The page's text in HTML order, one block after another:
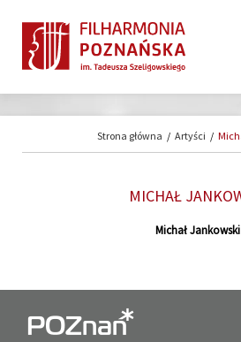
Strona główna / Artyści /
MICHAŁ
Michał Jankowski